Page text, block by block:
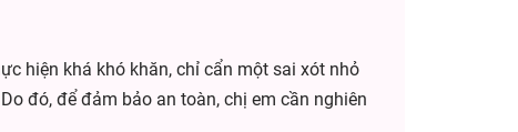
hiện khá khó khăn, chỉ cẩn một sai xót nhỏ
đó, để đảm bảo an toàn, chị em cần nghiên